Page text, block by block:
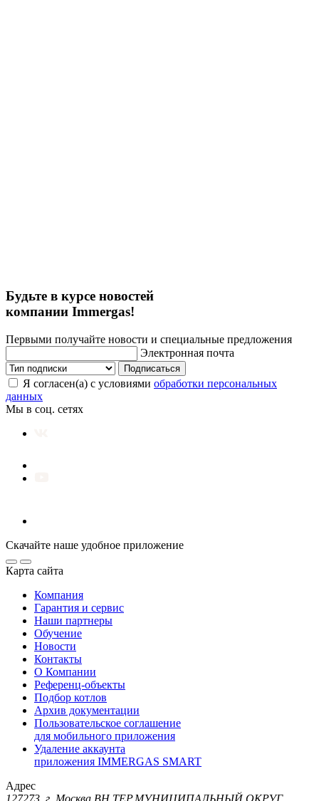
Будьте в курсе новостей
компании Immergas!
Первыми получайте новости и специальные предложения
Электронная почта
Подписаться
Я согласен(а) с условиями обработки персональных
данных
Мы в соц. сетях
Скачайте наше удобное приложение
Карта сайта
Компания
Гарантия и сервис
Наши партнеры
Обучение
Новости
Контакты
О Компании
Референц-объекты
Подбор котлов
Архив документации
Пользовательское соглашение
для мобильного приложения
Удаление аккаунта
приложения IMMERGAS SMART
Адрес
127273, г. Москва ВН.ТЕР.МУНИЦИПАЛЬНЫЙ ОКРУГ